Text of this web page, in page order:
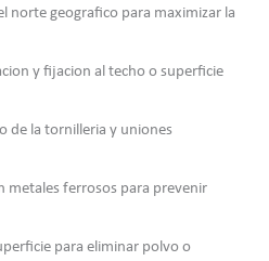
norte geografico para maximizar la
y fijacion al techo o superficie
de la tornilleria y uniones
metales ferrosos para prevenir
para eliminar polvo o